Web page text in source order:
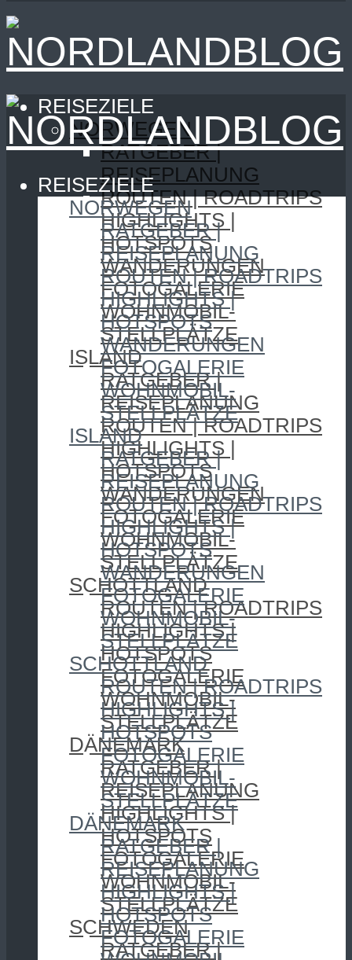
REISEZIELE
NORWEGEN
RATGEBER |
REISEPLANUNG
ROUTEN | ROADTRIPS
HIGHLIGHTS |
HOTSPOTS
WANDERUNGEN
FOTOGALERIE
WOHNMOBIL-
STELLPLÄTZE
ISLAND
RATGEBER |
REISEPLANUNG
ROUTEN | ROADTRIPS
HIGHLIGHTS |
HOTSPOTS
WANDERUNGEN
FOTOGALERIE
WOHNMOBIL-
STELLPLÄTZE
SCHOTTLAND
ROUTEN | ROADTRIPS
HIGHLIGHTS |
HOTSPOTS
FOTOGALERIE
WOHNMOBIL-
STELLPLÄTZE
DÄNEMARK
RATGEBER |
REISEPLANUNG
HIGHLIGHTS |
HOTSPOTS
FOTOGALERIE
WOHNMOBIL-
STELLPLÄTZE
SCHWEDEN
RATGEBER |
REISEZIELE
NORWEGEN
RATGEBER |
REISEPLANUNG
ROUTEN | ROADTRIPS
HIGHLIGHTS |
HOTSPOTS
WANDERUNGEN
FOTOGALERIE
WOHNMOBIL-
STELLPLÄTZE
ISLAND
RATGEBER |
REISEPLANUNG
ROUTEN | ROADTRIPS
HIGHLIGHTS |
HOTSPOTS
WANDERUNGEN
FOTOGALERIE
WOHNMOBIL-
STELLPLÄTZE
SCHOTTLAND
ROUTEN | ROADTRIPS
HIGHLIGHTS |
HOTSPOTS
FOTOGALERIE
WOHNMOBIL-
STELLPLÄTZE
DÄNEMARK
RATGEBER |
REISEPLANUNG
HIGHLIGHTS |
HOTSPOTS
FOTOGALERIE